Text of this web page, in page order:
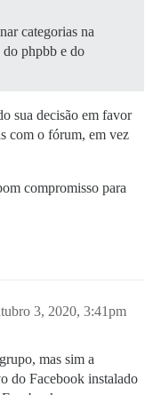
categorias na
phpbb e do
sua decisão em favor
com o fórum, em vez
compromisso para
3, 2020, 3:41pm
mas sim a
do Facebook instalado